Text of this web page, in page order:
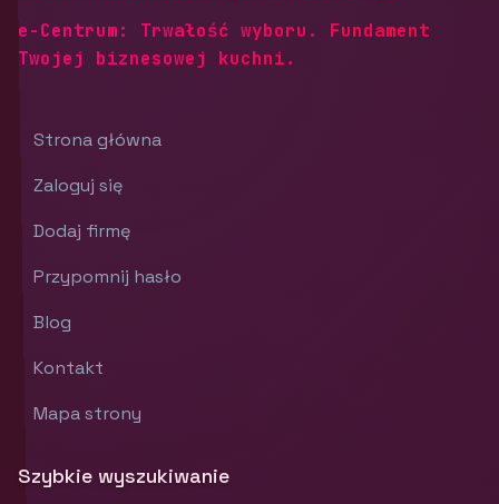
e-Centrum: Trwałość wyboru. Fundament
Twojej biznesowej kuchni.
Strona główna
Zaloguj się
Dodaj firmę
Przypomnij hasło
Blog
Kontakt
Mapa strony
Szybkie wyszukiwanie